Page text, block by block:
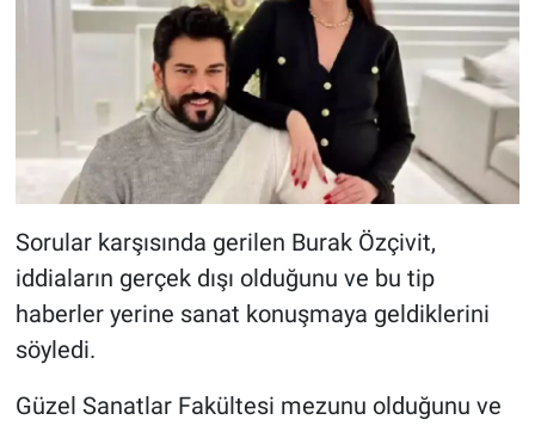
Sorular karşısında gerilen Burak Özçivit,
iddiaların gerçek dışı olduğunu ve bu tip
haberler yerine sanat konuşmaya geldiklerini
söyledi.
Güzel Sanatlar Fakültesi mezunu olduğunu ve
Programlar
Sağlık
Spor
Teknoloji
Türkiye'nin Geleceği
Türkiye'nin Gündemi
Yerel Gündem